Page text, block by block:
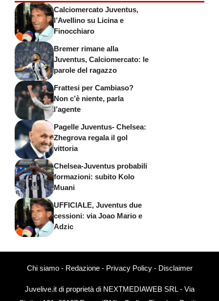
Calciomercato Juventus,
l’Avellino su Licina e
Finocchiaro
Bremer rimane alla
Juventus, Calciomercato: le
parole del ragazzo
Frattesi per Cambiaso?
Non c’è niente, parla
l’agente
Pagelle Juventus- Chelsea:
Zhegrova regala il gol
vittoria
Chelsea-Juventus probabili
formazioni: subito Kolo
Muani
UFFICIALE, Juventus due
cessioni: via Joao Mario e
Adzic
Chi siamo- Redazione- Privacy Policy- Disclaimer
Juvelive.it di proprietà di NEXTMEDIAWEB SRL - Via